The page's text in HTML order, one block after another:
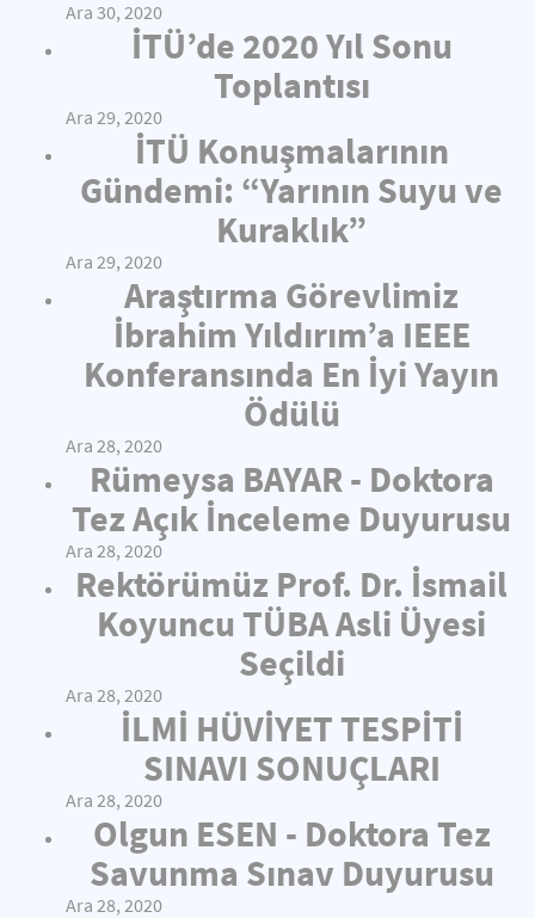
Ara 30, 2020
İTÜ’de 2020 Yıl Sonu
Toplantısı
Ara 29, 2020
İTÜ Konuşmalarının
Gündemi: “Yarının Suyu ve
Kuraklık”
Ara 29, 2020
Araştırma Görevlimiz
İbrahim Yıldırım’a IEEE
Konferansında En İyi Yayın
Ödülü
Ara 28, 2020
Rümeysa BAYAR - Doktora
Tez Açık İnceleme Duyurusu
Ara 28, 2020
Rektörümüz Prof. Dr. İsmail
Koyuncu TÜBA Asli Üyesi
Seçildi
Ara 28, 2020
İLMİ HÜVİYET TESPİTİ
SINAVI SONUÇLARI
Ara 28, 2020
Olgun ESEN - Doktora Tez
Savunma Sınav Duyurusu
Ara 28, 2020